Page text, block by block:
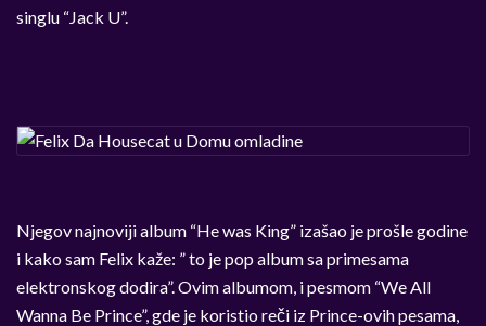
singlu “Jack U”.
Njegov najnoviji album “He was King” izašao je prošle godine
i kako sam Felix kaže: ” to je pop album sa primesama
elektronskog dodira”. Ovim albumom, i pesmom “We All
Wanna Be Prince”, gde je koristio reči iz Prince-ovih pesama,